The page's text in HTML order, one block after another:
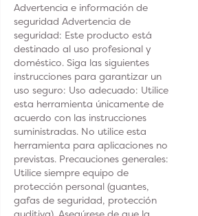
Advertencia e información de
seguridad Advertencia de
seguridad: Este producto está
destinado al uso profesional y
doméstico. Siga las siguientes
instrucciones para garantizar un
uso seguro: Uso adecuado: Utilice
esta herramienta únicamente de
acuerdo con las instrucciones
suministradas. No utilice esta
herramienta para aplicaciones no
previstas. Precauciones generales:
Utilice siempre equipo de
protección personal (guantes,
gafas de seguridad, protección